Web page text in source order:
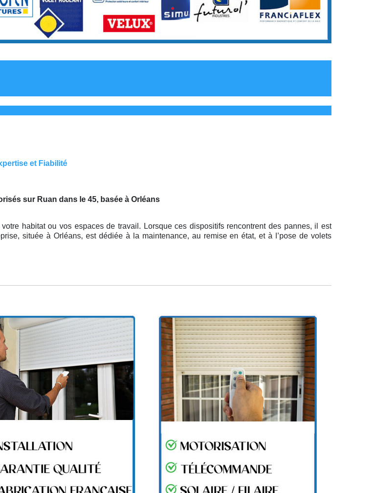
et Fiabilité
sur Ruan dans le 45, basée à Orléans
habitat ou vos espaces de travail. Lorsque ces dispositifs rencontrent des pannes, il est
située à Orléans, est dédiée à la maintenance, au remise en état, et à l’pose de volets